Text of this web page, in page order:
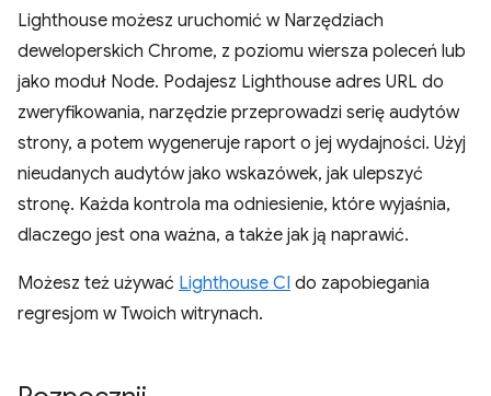
Lighthouse możesz uruchomić w Narzędziach
deweloperskich Chrome, z poziomu wiersza poleceń lub
jako moduł Node. Podajesz Lighthouse adres URL do
zweryfikowania, narzędzie przeprowadzi serię audytów
strony, a potem wygeneruje raport o jej wydajności. Użyj
nieudanych audytów jako wskazówek, jak ulepszyć
stronę. Każda kontrola ma odniesienie, które wyjaśnia,
dlaczego jest ona ważna, a także jak ją naprawić.
Możesz też używać Lighthouse CI do zapobiegania
regresjom w Twoich witrynach.